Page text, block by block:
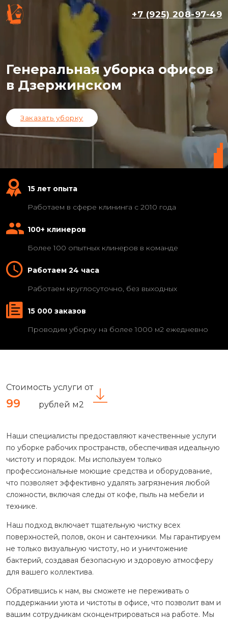
+7 (925) 208-97-49
Генеральная уборка офисов
в Дзержинском
Заказать уборку
15 лет опыта
Работаем в сфере клининга с 2010 года
100+ клинеров
Более 100 опытных клинеров в команде
Работаем 24 часа
Работаем круглосуточно, без выходных
15 000 заказов
Проводим уборку на более 1000 м2 ежедневно
Стоимость услуги от
99 рублей м2
Наши специалисты предоставляют качественные услуги
по уборке рабочих пространств, обеспечивая идеальную
чистоту и порядок. Мы используем только
профессиональные моющие средства и оборудование,
что позволяет эффективно удалять загрязнения любой
сложности, включая следы от кофе, пыль на мебели и
технике.
Наш подход включает тщательную чистку всех
поверхностей, полов, окон и сантехники. Мы гарантируем
не только визуальную чистоту, но и уничтожение
бактерий, создавая безопасную и здоровую атмосферу
для вашего коллектива.
Обратившись к нам, вы сможете не переживать о
поддержании уюта и чистоты в офисе, что позволит вам и
вашим сотрудникам сконцентрироваться на работе. Мы